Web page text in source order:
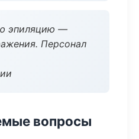
эпиляцию —
Персонал
вопросы